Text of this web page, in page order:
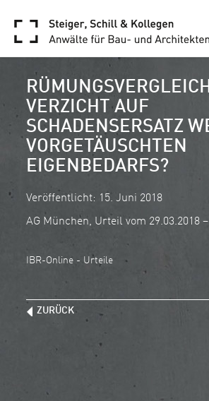
VERZICHT AUF
SCHADENSERSATZ
VORGETÄUSCHTEN
EIGENBEDARFS?
Veröffentlicht: 15. Juni 2018
AG München, Urteil vom 29.03.2018
IBR-Online - Urteile
ZURÜCK